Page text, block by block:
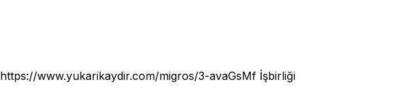
https://www.yukarikaydir.com/migros/3-avaGsMf İşbirliği